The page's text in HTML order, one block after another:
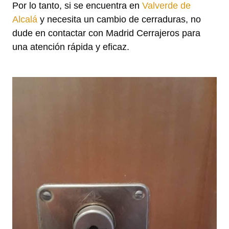
Por lo tanto, si se encuentra en Valverde de
Alcalá y necesita un cambio de cerraduras, no
dude en contactar con Madrid Cerrajeros para
una atención rápida y eficaz.